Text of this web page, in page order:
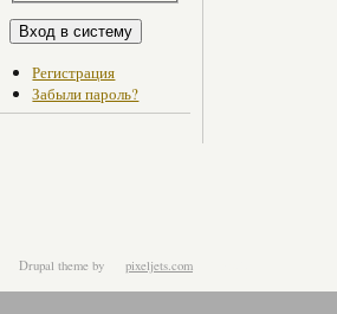
Регистрация
Забыли пароль?
Drupal theme by pixeljets.com